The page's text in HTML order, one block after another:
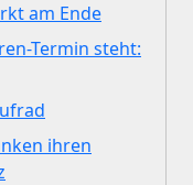
am Ende
Termin steht:
ihren